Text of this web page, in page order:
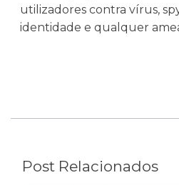
utilizadores contra vírus,
identidade e qualquer
Post Relacionados